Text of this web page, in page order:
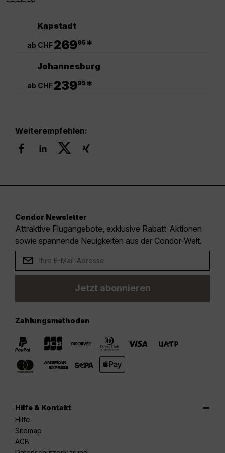
Kapstadt
ab CHF26995*
Johannesburg
ab CHF23995*
Weiterempfehlen:
Condor Newsletter
Attraktive Flugangebote, exklusive Rabatt-Aktionen
sowie spannende Neuigkeiten aus der Condor-Welt.
Jetzt abonnieren
Zahlungsmethoden
Hilfe & Kontakt
Hilfe
Sitemap
AGB